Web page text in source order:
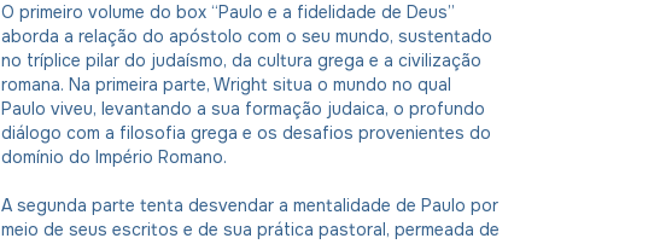
O primeiro volume do box “Paulo e a fidelidade de Deus”
aborda a relação do apóstolo com o seu mundo, sustentado
no tríplice pilar do judaísmo, da cultura grega e a civilização
romana. Na primeira parte, Wright situa o mundo no qual
Paulo viveu, levantando a sua formação judaica, o profundo
diálogo com a filosofia grega e os desafios provenientes do
domínio do Império Romano.
A segunda parte tenta desvendar a mentalidade de Paulo por
meio de seus escritos e de sua prática pastoral, permeada de